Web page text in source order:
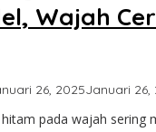
Wajah
26, 2025Januari 26,
pada wajah sering